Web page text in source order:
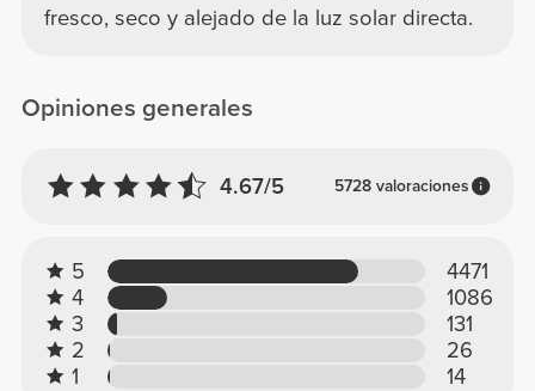
fresco, seco y alejado de la luz solar directa.
Opiniones generales
4.67/5 5728 valoraciones
5
4471
4
1086
3
131
2
26
1
14